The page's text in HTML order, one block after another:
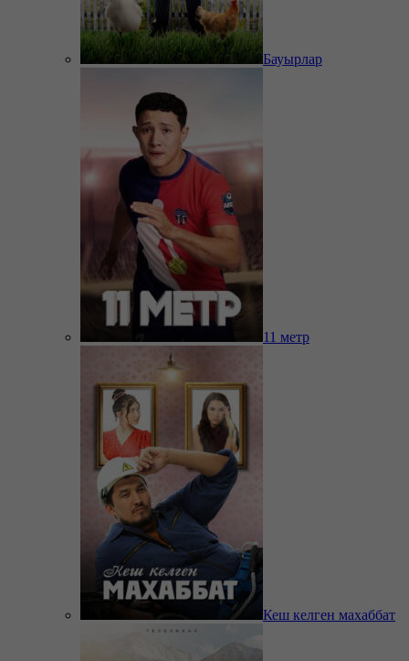
Бауырлар
11 метр
Кеш келген махаббат